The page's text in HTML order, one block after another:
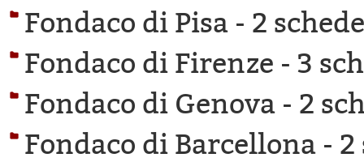
Fondaco di Pisa - 2
Fondaco di Firenze - 3
Fondaco di Genova - 2
Fondaco di Barcellona - 2